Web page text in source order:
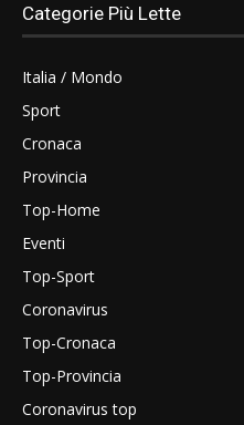
Categorie Più Lette
Italia / Mondo
Sport
Cronaca
Provincia
Top-Home
Eventi
Top-Sport
Coronavirus
Top-Cronaca
Top-Provincia
Coronavirus top